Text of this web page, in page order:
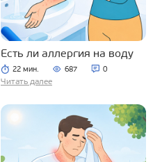
Есть ли аллергия на воду
22 мин. 687 0
Читать далее